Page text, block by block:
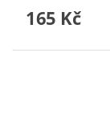
165 Kč